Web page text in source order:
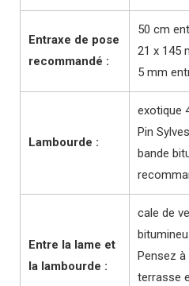
Entraxe de pose
recommandé :
50 cm
21 x 145
5 mm
Lambourde :
exotique
Pin
bande
Entre la lame et
la lambourde :
cale de
Pensez
terrasse